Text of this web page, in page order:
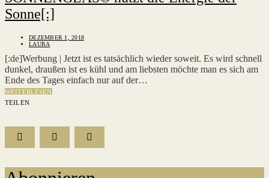
Sonne[:]
DEZEMBER 1, 2018
LAURA
[:de]Werbung | Jetzt ist es tatsächlich wieder soweit. Es wird schnell
dunkel, draußen ist es kühl und am liebsten möchte man es sich am
Ende des Tages einfach nur auf der…
WEITERLESEN
TEILEN